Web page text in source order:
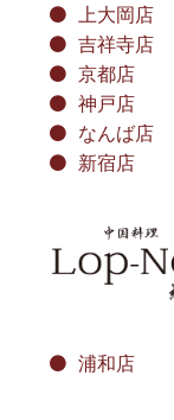
上大岡店
吉祥寺店
京都店
神戸店
なんば店
新宿店
浦和店